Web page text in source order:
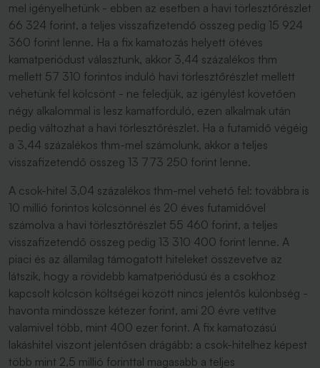
mel igényelhetünk - ebben az esetben a havi törlesztőrészlet
66 324 forint, a teljes visszafizetendő összeg pedig 15 924
360 forint lenne. Ha a fix kamatozás helyett ötéves
kamatperiódust választunk, akkor 3,44 százalékos thm
mellett 57 310 forintos induló havi törlesztőrészlet mellett
vehetünk fel kölcsönt - ne feledjük, az igénylést követően
négy alkalommal is lesz kamatforduló, ezen alkalmak után
pedig változhat a havi törlesztőrészlet. Ha a futamidő végéig
a 3,44 százalékos thm-mel számolunk, akkor a teljes
visszafizetendő összeg 13 773 250 forint lenne.
A csok-hitel 3,04 százalékos thm-mel vehető fel: továbbra is
10 millió forintos kölcsönnel és 20 éves futamidővel
számolva a havi törlesztőrészlet 55 460 forint, a teljes
visszafizetendő összeg pedig 13 310 400 forint lenne. A
piaci és az államilag támogatott hiteleket összevetve az
látszik, hogy a rövidebb kamatperiódusú és a csokhoz
kapcsolt kölcsön költségei között nincs jelentős különbség -
havonta mindössze kétezer forint, ami 20 évre vetítve
valamivel több, mint 400 ezer forint. A fix kamatozású
lakáshitel viszont jelentősen drágább: a csok-hitelhez képest
több mint 2,5 millió forinttal magasabb a teljes